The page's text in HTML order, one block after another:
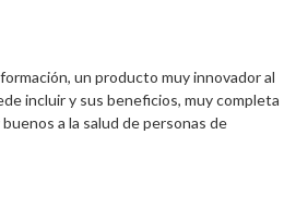
un producto muy innovador al
incluir y sus beneficios, muy completa
a la salud de personas de